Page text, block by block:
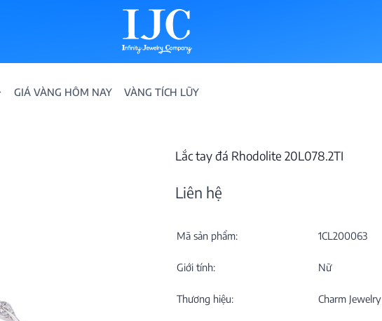
GIÁ VÀNG HÔM NAY VÀNG TÍCH LŨY
Lắc tay đá Rhodolite 20L078.2TI
Liên hệ
Mã sản phẩm: 1CL200063
Giới tính: Nữ
Thương hiệu: Charm Jewelry